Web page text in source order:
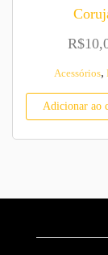
R$
Acessórios,
Adicionar ao